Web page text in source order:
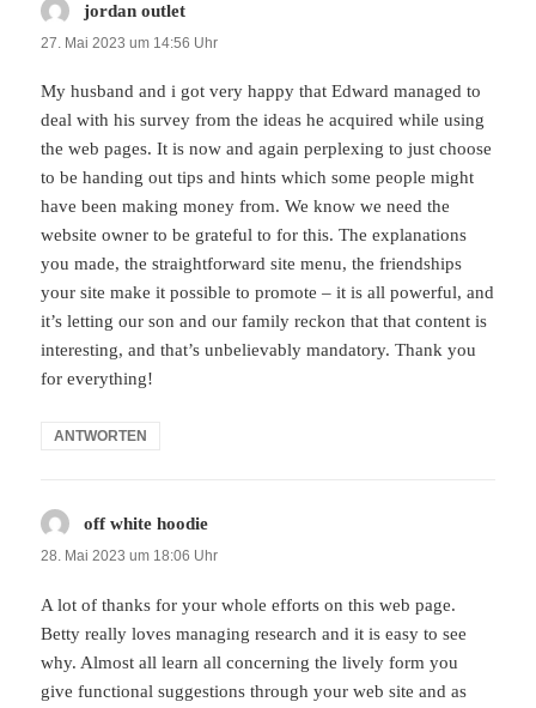
jordan outlet
27. Mai 2023 um 14:56 Uhr
My husband and i got very happy that Edward managed to
deal with his survey from the ideas he acquired while using
the web pages. It is now and again perplexing to just choose
to be handing out tips and hints which some people might
have been making money from. We know we need the
website owner to be grateful to for this. The explanations
you made, the straightforward site menu, the friendships
your site make it possible to promote – it is all powerful, and
it’s letting our son and our family reckon that that content is
interesting, and that’s unbelievably mandatory. Thank you
for everything!
ANTWORTEN
off white hoodie
28. Mai 2023 um 18:06 Uhr
A lot of thanks for your whole efforts on this web page.
Betty really loves managing research and it is easy to see
why. Almost all learn all concerning the lively form you
give functional suggestions through your web site and as